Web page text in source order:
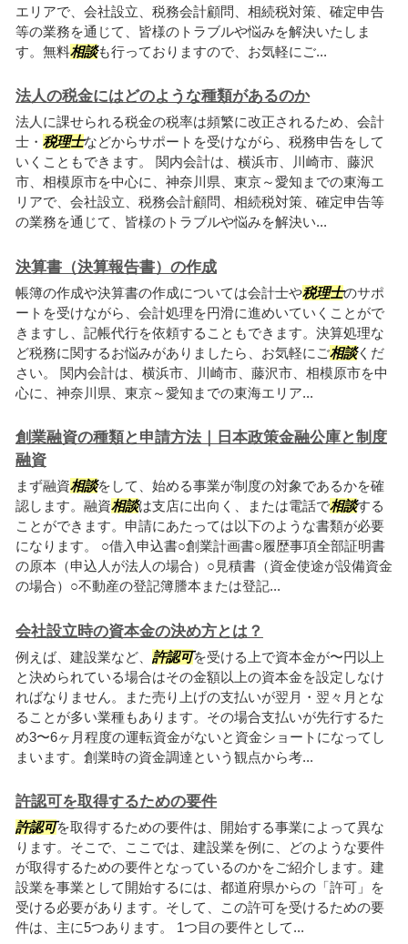
エリアで、会社設立、税務会計顧問、相続税対策、確定申告
等の業務を通じて、皆様のトラブルや悩みを解決いたしま
す。無料相談も行っておりますので、お気軽にご...
法人の税金にはどのような種類があるのか
法人に課せられる税金の税率は頻繁に改正されるため、会計
士・ 税理士などからサポートを受けながら、税務申告をして
いくこともできます。 関内会計は、横浜市、川崎市、藤沢
市、相模原市を中心に、神奈川県、東京～愛知までの東海エ
リアで、会社設立、税務会計顧問、相続税対策、確定申告等
の業務を通じて、皆様のトラブルや悩みを解決い...
決算書（決算報告書）の作成
帳簿の作成や決算書の作成については会計士や税理士のサポ
ートを受けながら、会計処理を円滑に進めいていくことがで
きますし、記帳代行を依頼することもできます。決算処理な
ど税務に関するお悩みがありましたら、お気軽にご相談くだ
さい。 関内会計は、横浜市、川崎市、藤沢市、相模原市を中
心に、神奈川県、東京～愛知までの東海エリア...
創業融資の種類と申請方法｜日本政策金融公庫と制度
融資
まず融資相談をして、始める事業が制度の対象であるかを確
認します。融資相談は支店に出向く、または電話で相談する
ことができます。申請にあたっては以下のような書類が必要
になります。 ○借入申込書○創業計画書○履歴事項全部証明書
の原本（申込人が法人の場合）○見積書（資金使途が設備資金
の場合）○不動産の登記簿謄本または登記...
会社設立時の資本金の決め方とは？
例えば、建設業など、 許認可を受ける上で資本金が〜円以上
と決められている場合はその金額以上の資本金を設定しなけ
ればなりません。また売り上げの支払いが翌月・翌々月とな
ることが多い業種もあります。その場合支払いが先行するた
め3〜6ヶ月程度の運転資金がないと資金ショートになってし
まいます。創業時の資金調達という観点から考...
許認可を取得するための要件
許認可を取得するための要件は、開始する事業によって異な
ります。そこで、ここでは、建設業を例に、どのような要件
が取得するための要件となっているのかをご紹介します。建
設業を事業として開始するには、都道府県からの「許可」を
受ける必要があります。そして、この許可を受けるための要
件は、主に5つあります。 1つ目の要件として...